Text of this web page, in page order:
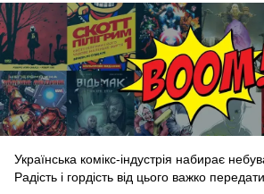
Українська комікс-індустрія набирає
Радість і гордість від цього важко